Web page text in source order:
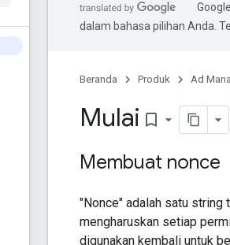
dalam bahasa pilihan Anda.
Beranda Produk Ad
Mulai bookmark_border
Membuat nonce
"Nonce" adalah satu string
mengharuskan setiap
digunakan kembali untuk